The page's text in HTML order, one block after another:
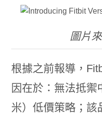
圖片
根據之前報導，
因在於：無法抵禦
米）低價策略；該